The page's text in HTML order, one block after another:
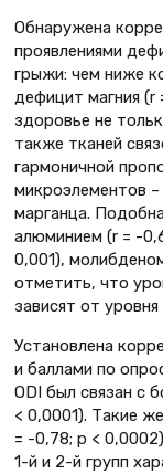
Обнаружена
проявлениями
грыжи: чем ниже
дефицит магния (r
здоровье не
также тканей
гармоничной
микроэлементов –
марганца.
алюминием (r = -
0,001),
отметить, что
зависят от
Установлена
и баллами по
ODI был связан с
< 0,0001). Такие
= -0,78; p <
1-й и 2-й групп